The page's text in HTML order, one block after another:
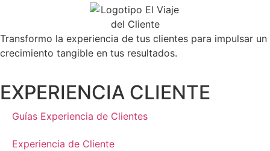
Transformo la experiencia de tus clientes para impulsar un
crecimiento tangible en tus resultados.
EXPERIENCIA CLIENTE
Guías Experiencia de Clientes
Experiencia de Cliente